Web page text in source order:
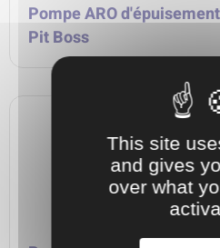
Pompe ARO d'épuisement
Pit Boss
This site
and gives
over what